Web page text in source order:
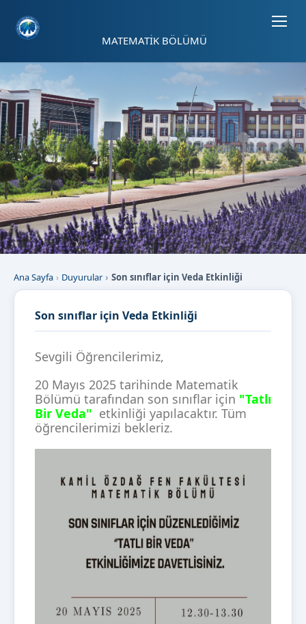
MATEMATİK BÖLÜMÜ
Ana Sayfa Duyurular Son sınıflar için Veda Etkinliği
Son sınıflar için Veda Etkinliği
Sevgili Öğrencilerimiz,
20 Mayıs 2025 tarihinde Matematik
Bölümü tarafından son sınıflar için "Tatlı
Bir Veda" etkinliği yapılacaktır. Tüm
öğrencilerimizi bekleriz.